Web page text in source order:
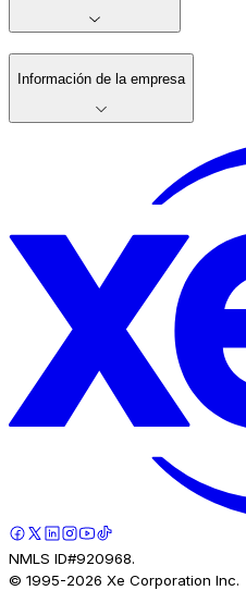
Información de la empresa
NMLS ID#920968.
© 1995-2026 Xe Corporation Inc.